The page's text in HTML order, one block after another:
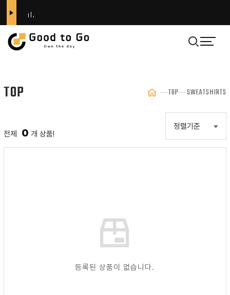
TOP TOP SWEATSHIRTS
전체 0 개 상품!
등록된 상품이 없습니다.
Bottom